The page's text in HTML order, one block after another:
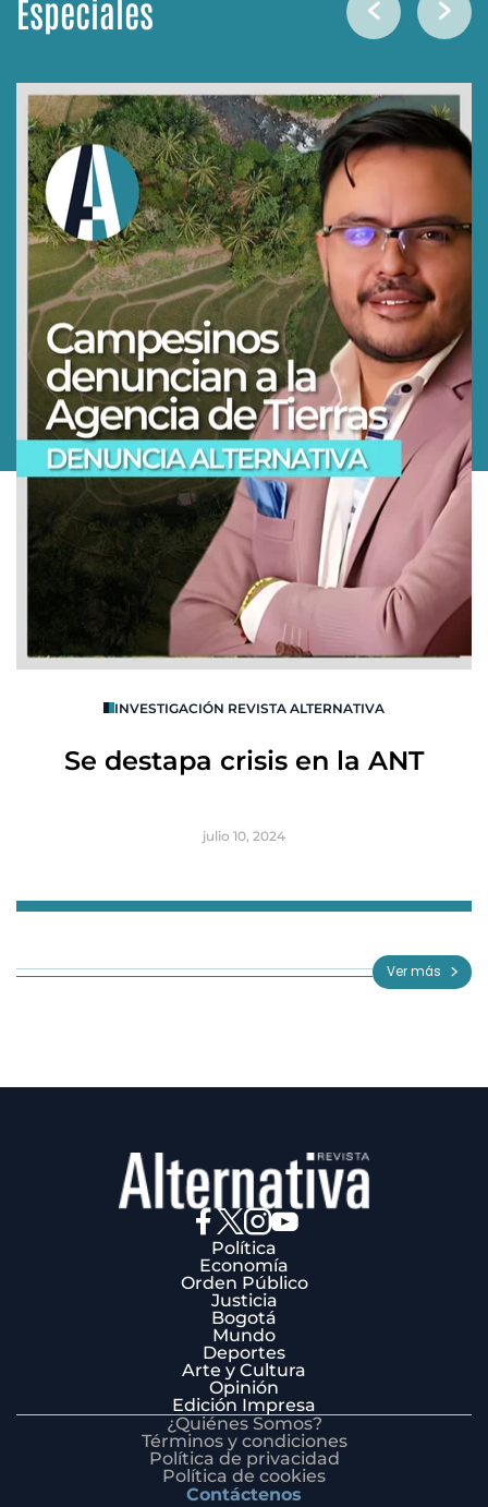
Especiales
INVESTIGACIÓN REVISTA ALTERNATIVA
Se destapa crisis en la ANT
julio 10, 2024
3
Ver más
Política
Economía
Orden Público
Justicia
Bogotá
Mundo
Deportes
Arte y Cultura
Opinión
Edición Impresa
¿Quiénes Somos?
Términos y condiciones
Política de privacidad
Política de cookies
Contáctenos